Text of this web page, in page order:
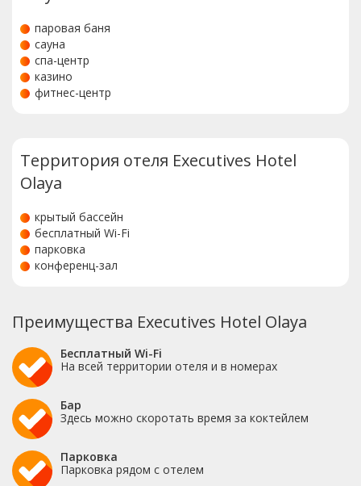
паровая баня
сауна
спа-центр
казино
фитнес-центр
Территория отеля Executives Hotel
Olaya
крытый бассейн
бесплатный Wi-Fi
парковка
конференц-зал
Преимущества Executives Hotel Olaya
Бесплатный Wi-Fi
На всей территории отеля и в номерах
Бар
Здесь можно скоротать время за коктейлем
Парковка
Парковка рядом с отелем